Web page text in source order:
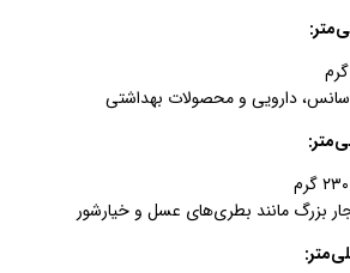
دارویی و محصولات بهداشتی
بزرگ مانند بطری‌های عسل و خیارشور